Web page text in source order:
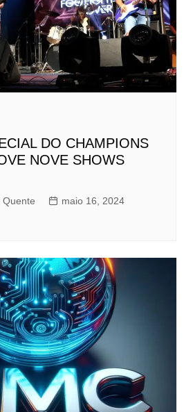
DO CHAMPIONS
NOVE SHOWS
Quente
maio 16, 2024